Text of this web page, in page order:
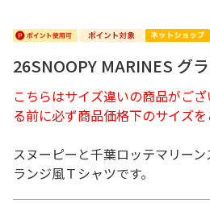
26SNOOPY MARINES グ
こちらはサイズ違いの商品がご
る前に必ず商品価格下のサイズを
スヌーピーと千葉ロッテマリー
ランジ風Ｔシャツです。